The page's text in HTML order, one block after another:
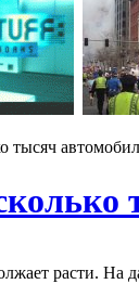
тысяч
расти.